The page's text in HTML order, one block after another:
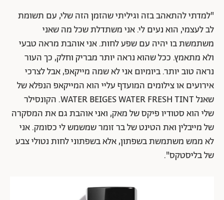
"למדתי להתאהב בזה וגיליתי שהזמן הזה שלי, עם תשומת
לב לעצמי, הוא נעים לי. אני משתדלת שכל מה שאני
משתמשת בו יהיה עם שפע לחות. אני אוהבת מראה טבעי
ולא מתאמץ. ככל שהוא נראה יותר מבריק וחלק, כך העור
נראה טוב יותר. ביומיום אני לא שמה מייקאפ, אבל לצרכי
אירועים או צילומים המועדף עליי הוא המייקאפ הנפלא של
שאנל WATER BEIGES WATER FRESH TINT. הקונסילר
שלי הוא סטודיו פיקס של מאק, ואני אוהבת גם את המסקרה
של מייבלין ואת הטינט של בר זומר שמשמש לי כסומק. אני
לא ממש משתמשת בשפתון, אלא בשפתוני לחות נטולי צבע
של בליסטקס".